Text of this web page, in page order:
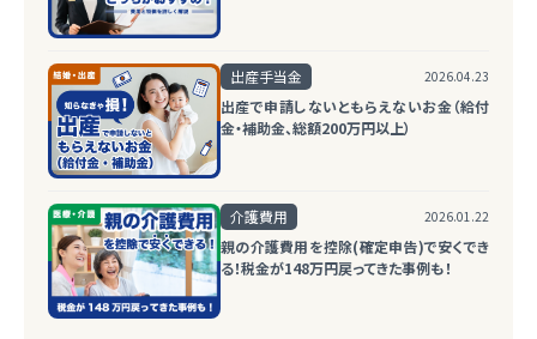
出産手当金 2026.04.23
出産で申請しないともらえないお金（給付
金・補助金、総額200万円以上）
介護費用 2026.01.22
親の介護費用を控除(確定申告)で安くでき
る！税金が148万円戻ってきた事例も！